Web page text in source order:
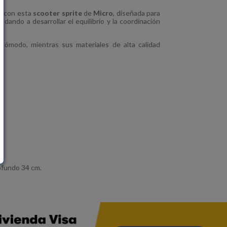
con esta scooter spritede Micro, diseñada para
a desarrollar el equilibrio y la coordinación
mientras sus materiales de alta calidad
34 cm.